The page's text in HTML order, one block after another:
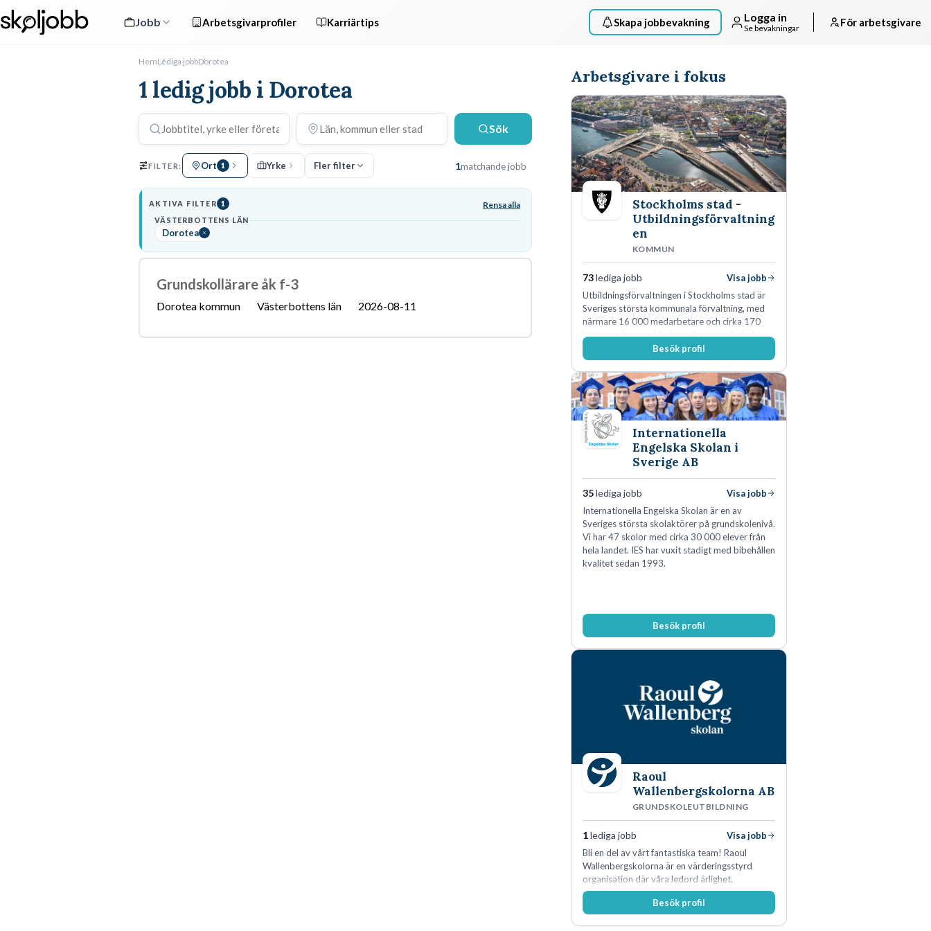
Jobb Arbetsgivarprofiler Karriärtips Skapa jobbevakning Logga in
Se bevakningar För arbetsgivare
HemLediga jobbDorotea
1 ledig jobb i Dorotea
Sök
FILTER: Ort 1 Yrke Fler filter 1matchande jobb
AKTIVA FILTER 1 Rensa alla
VÄSTERBOTTENS LÄN
Dorotea
Grundskollärare åk f-3
Dorotea kommun Västerbottens län 2026-08-11
Arbetsgivare i fokus
Stockholms stad -
Utbildningsförvaltning
en
KOMMUN
73lediga jobb
Visa jobb
Utbildningsförvaltningen i Stockholms stad är
Sveriges största kommunala förvaltning, med
närmare 16 000 medarbetare och cirka 170
kommunala grundskolor och gymnasieskolor
Besök profil
Internationella
Engelska Skolan i
Sverige AB
35lediga jobb
Visa jobb
Internationella Engelska Skolan är en av
Sveriges största skolaktörer på grundskolenivå.
Vi har 47 skolor med cirka 30 000 elever från
hela landet. IES har vuxit stadigt med bibehållen
kvalitet sedan 1993.
Besök profil
Raoul
Wallenbergskolorna AB
GRUNDSKOLEUTBILDNING
1lediga jobb
Visa jobb
Bli en del av vårt fantastiska team! Raoul
Wallenbergskolorna är en värderingsstyrd
organisation där våra ledord ärlighet,
medkänsla, mod och handlingskraft
genomsyrar allt vi gör. Vi är tydliga med vad vi
Besök profil